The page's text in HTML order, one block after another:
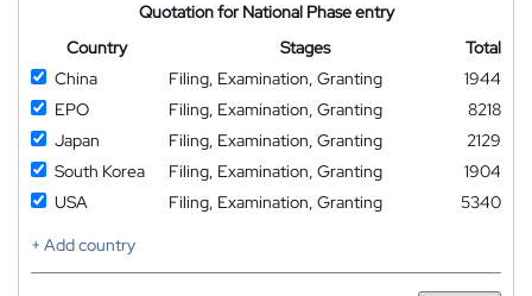
Quotation for National Phase entry
Country
Stages
Total
China
Filing, Examination, Granting
1944
EPO
Filing, Examination, Granting
8218
Japan
Filing, Examination, Granting
2129
South Korea
Filing, Examination, Granting
1904
USA
Filing, Examination, Granting
5340
+ Add country